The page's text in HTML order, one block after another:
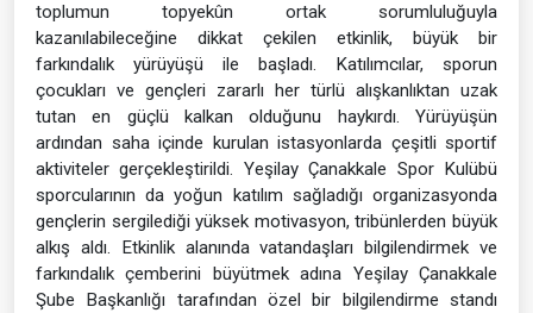
toplumun topyekûn ortak sorumluluğuyla
kazanılabileceğine dikkat çekilen etkinlik, büyük bir
farkındalık yürüyüşü ile başladı. Katılımcılar, sporun
çocukları ve gençleri zararlı her türlü alışkanlıktan uzak
tutan en güçlü kalkan olduğunu haykırdı. Yürüyüşün
ardından saha içinde kurulan istasyonlarda çeşitli sportif
aktiviteler gerçekleştirildi. Yeşilay Çanakkale Spor Kulübü
sporcularının da yoğun katılım sağladığı organizasyonda
gençlerin sergilediği yüksek motivasyon, tribünlerden büyük
alkış aldı. Etkinlik alanında vatandaşları bilgilendirmek ve
farkındalık çemberini büyütmek adına Yeşilay Çanakkale
Şube Başkanlığı tarafından özel bir bilgilendirme standı